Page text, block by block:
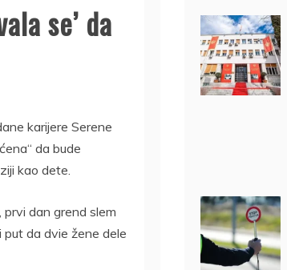
se’ da
karijere Serene
da bude
kao dete.
dan grend slem
da dvie žene dele